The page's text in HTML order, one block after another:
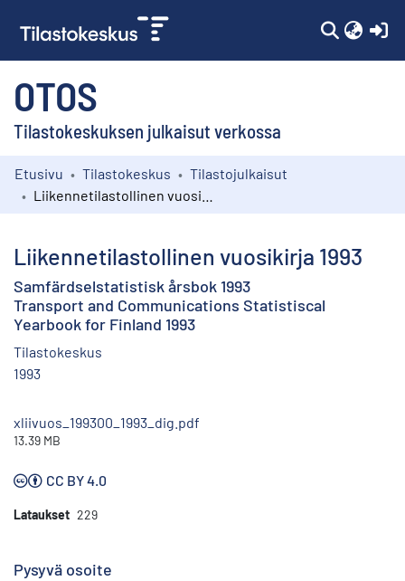
OTOS
Tilastokeskuksen julkaisut verkossa
Kokoelmat
Etusivu Tilastokeskus
Tilastojulkaisut
Liikennetilastollinen vuosikirja 1993
Samfärdselstatistisk årsbok 1993
Transport and Communications Statistiscal
Yearbook for Finland 1993
Tilastokeskus
1993
xliivuos_199300_1993_dig.pdf
13.39 MB
CC BY 4.0
Lataukset 229
Pysyvä osoite